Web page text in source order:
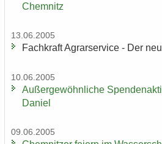
Chem­nitz
13.06.2005
Fach­kraft Agrar­ser­vice - Der
10.06.2005
Au­ßer­ge­wöhn­li­che
Da­ni­el
09.06.2005